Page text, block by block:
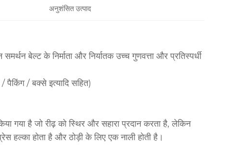
अनुशंसित उत्पाद
बेल्ट के निर्माता और निर्यातक उच्च गुणवत्ता और प्रतिस्पर्धी
/ बक्से इत्यादि सहित)
गया है जो रीढ़ को स्थिर और सहारा प्रदान करता है, लेकिन
हल्का होता है और ठोड़ी के लिए एक नाली होती है।